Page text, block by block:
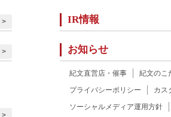
IR情報
お知らせ
紀文直営店・催事
紀文のこ
プライバシーポリシー
カス
ソーシャルメディア運用方針